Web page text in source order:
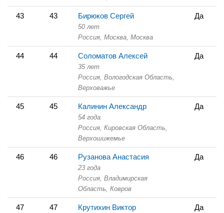
43 43 Бирюков Сергей
50 лет
Россия, Москва, Москва
Да
44 44 Соломатов Алексей
35 лет
Россия, Вологодская Область,
Верховажье
Да
45 45 Калинин Александр
54 года
Россия, Кировская Область,
Верхошижемье
Да
46 46 Рузанова Анастасия
23 года
Россия, Владимирская
Область, Ковров
Да
47 47 Крутихин Виктор Да